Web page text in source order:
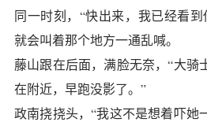
同一时刻，“快出来，我已经看到
就会叫着那个地方一通乱喊。
藤山跟在后面，满脸无奈，“大骑
在附近，早跑没影了。”
政南挠挠头，“我这不是想着吓她